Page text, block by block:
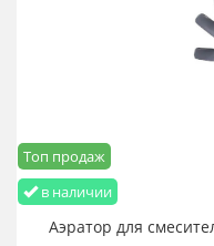
в наличии
Топ продаж
Аэратор для